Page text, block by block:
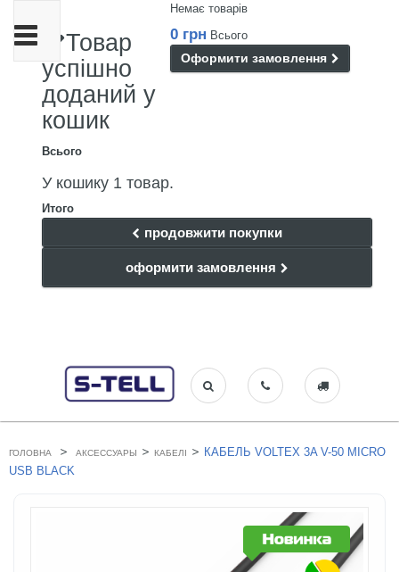
Немає товарів
0 грн Всього
Оформити замовлення
Товар
успішно
доданий у
кошик
Всього
У кошику 1 товар.
Итого
продовжити покупки
оформити замовлення
Toggle
navigation
ГОЛОВНА > АКСЕССУАРЫ > КАБЕЛІ > КАБЕЛЬ VOLTEX 3A V-50 MICRO
USB BLACK